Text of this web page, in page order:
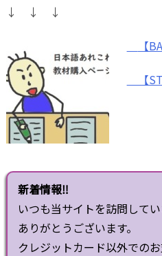
↓ ↓ ↓
【
【
新着情報‼
いつも当サイトを訪問して
ありがとうございます。
クレジットカード以外での